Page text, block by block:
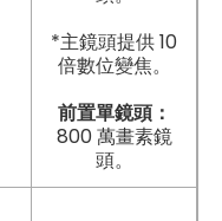
*主鏡頭提供 10
倍數位變焦。
前置單鏡頭：
800 萬畫素鏡
頭。